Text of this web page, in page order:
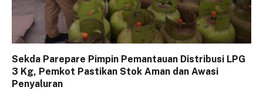
Sekda Parepare Pimpin Pemantauan Distribusi LPG
3 Kg, Pemkot Pastikan Stok Aman dan Awasi
Penyaluran